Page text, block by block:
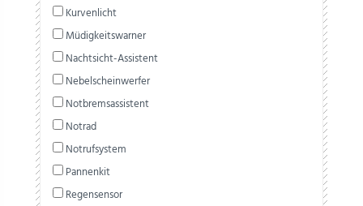
Kurvenlicht
Müdigkeitswarner
Nachtsicht-Assistent
Nebelscheinwerfer
Notbremsassistent
Notrad
Notrufsystem
Pannenkit
Regensensor